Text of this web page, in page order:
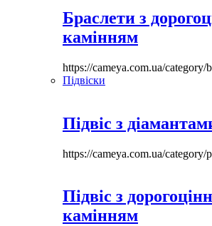
Браслети з
камінням
https://cameya.com.ua/category/
Підвіски
Підвіс з
https://cameya.com.ua/
Підвіс з
камінням